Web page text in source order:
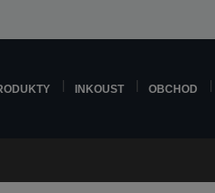
INKOUST OBCHOD